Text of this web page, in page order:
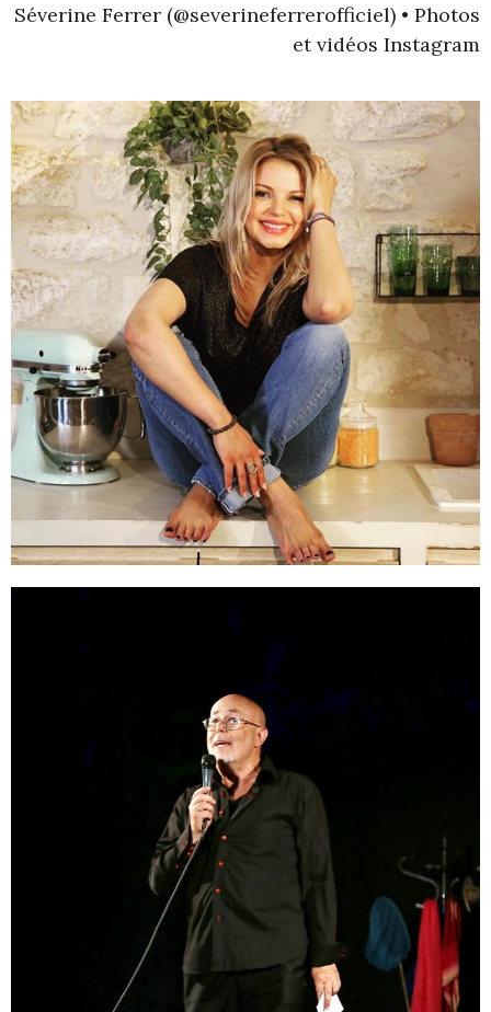
Séverine Ferrer (@severineferrerofficiel) • Photos
et vidéos Instagram